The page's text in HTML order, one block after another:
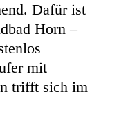
Dafür ist
Horn –
mit
trifft sich im